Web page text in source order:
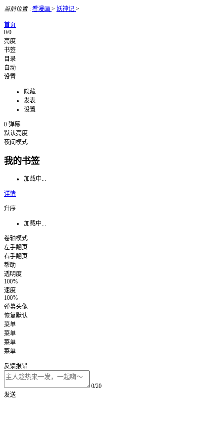
当前位置: 看漫画 > 妖神记 >
首页
0/0
亮度
书签
目录
自动
设置
隐藏
发表
设置
0 弹幕
默认亮度
夜间模式
我的书签
加载中...
详情
升序
加载中...
卷轴模式
左手翻页
右手翻页
帮助
透明度
100%
速度
100%
弹幕头像
恢复默认
菜单
菜单
菜单
菜单
反馈报错
0/20
发送